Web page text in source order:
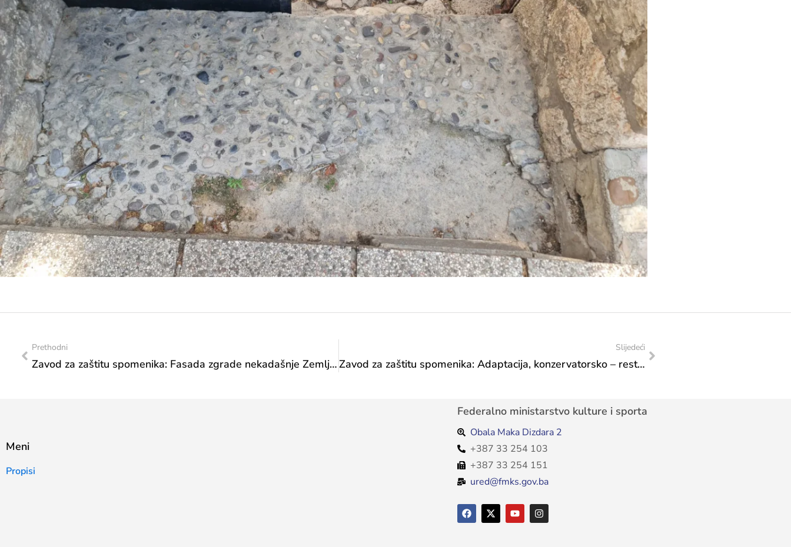
Prethodni
Zavod za zaštitu spomenika: Fasada zgrade nekadašnje Zemljoradničke zadruge u ulici Braće Fejić u Mostaru
Slijedeći
Zavod za zaštitu spomenika: Adaptacija, konzervatorsko – restauratorski radovi u Vatrogasnoj kasarni u Sarajevu
Meni
Propisi
Federalno ministarstvo kulture i sporta
Obala Maka Dizdara 2
+387 33 254 103
+387 33 254 151
ured@fmks.gov.ba